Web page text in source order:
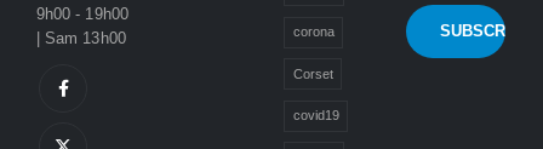
9h00 - 19h00
| Sam 13h00
corona
Corset
covid19